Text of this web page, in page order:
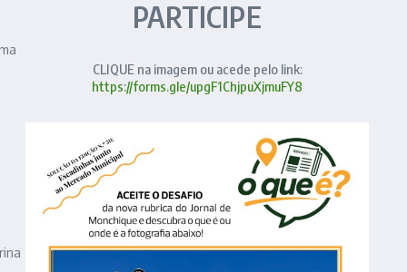
PARTICIPE
CLIQUE na imagem ou acede pelo link:
https://forms.gle/upgF1ChjpuXjmuFY8